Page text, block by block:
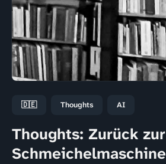
🇩🇪 Thoughts AI
Thoughts: Zurück zur
Schmeichelmaschine